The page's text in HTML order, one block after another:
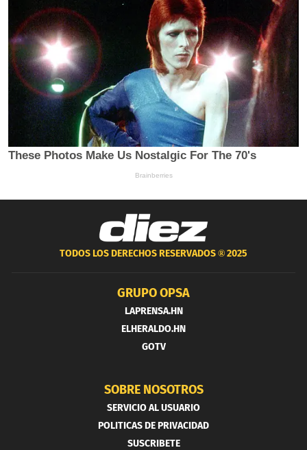
TODOS LOS DERECHOS RESERVADOS ®2025
GRUPO OPSA
LAPRENSA.HN
ELHERALDO.HN
GOTV
SOBRE NOSOTROS
SERVICIO AL USUARIO
POLITICAS DE PRIVACIDAD
SUSCRIBETE